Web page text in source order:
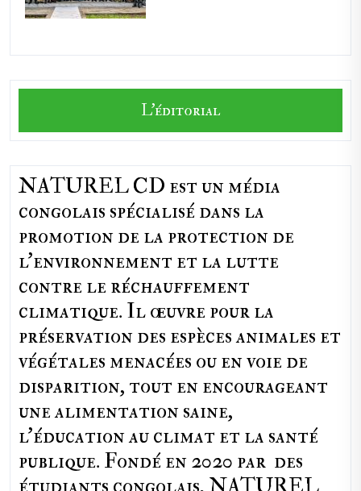
L'éditorial
NATUREL CD est un média
congolais spécialisé dans la
promotion de la protection de
l’environnement et la lutte
contre le réchauffement
climatique. Il œuvre pour la
préservation des espèces animales et
végétales menacées ou en voie de
disparition, tout en encourageant
une alimentation saine,
l'éducation au climat et la santé
publique. Fondé en 2020 par des